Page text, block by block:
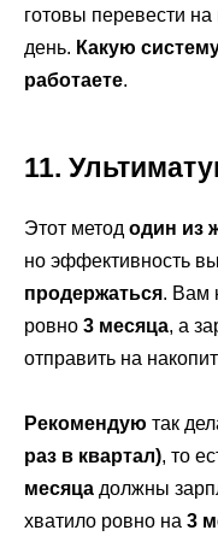
готовы перевести на
день. Какую
работаете.
11.
Этот метод один из
но эффективность
продержаться. Вам
ровно 3 месяца, а
отправить на
Рекомендую так
раз в квартал), то
месяца должны
хватило ровно на 3